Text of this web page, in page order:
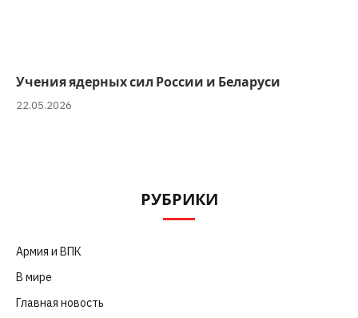
Учения ядерных сил России и Беларуси
22.05.2026
РУБРИКИ
Армия и ВПК
В мире
Главная новость